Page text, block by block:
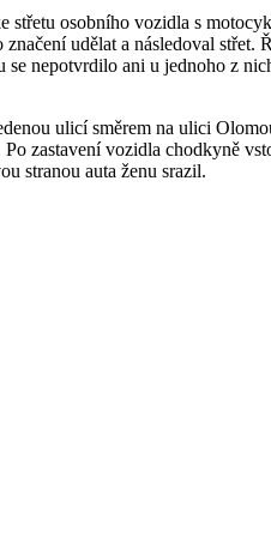
osobního vozidla s
udělat a následoval
nepotvrdilo ani u jednoho z
ulicí směrem na ulici
zastavení vozidla chodkyně
stranou auta ženu srazil.